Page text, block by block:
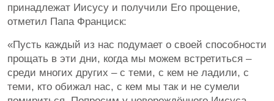
принадлежат Иисусу и получили Его прощение,
отметил Папа Франциск:
«Пусть каждый из нас подумает о своей способности
прощать в эти дни, когда мы можем встретиться –
среди многих других – с теми, с кем не ладили, с
теми, кто обижал нас, с кем мы так и не сумели